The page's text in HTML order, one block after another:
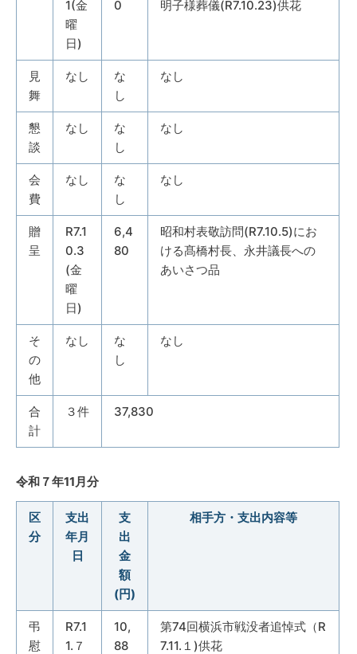
1(金
曜
日)
0
明子様葬儀(R7.10.23)供花
見
舞
なし
な
し
なし
懇
談
なし
な
し
なし
会
費
なし
な
し
なし
贈
呈
R7.1
0.3
(金
曜
日)
6,4
80
昭和村表敬訪問(R7.10.5)にお
ける髙橋村長、永井議長への
あいさつ品
そ
の
他
なし
な
し
なし
合
計
３件 37,830
令和７年11月分
区
分
支出
年月
日
支
出
金
額
(円)
相手方・支出内容等
弔
慰
R7.1
1.７
10,
88
第74回横浜市戦没者追悼式（R
7.11.１)供花